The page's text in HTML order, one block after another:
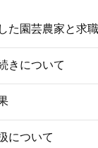
た園芸農家と求
きについて
について